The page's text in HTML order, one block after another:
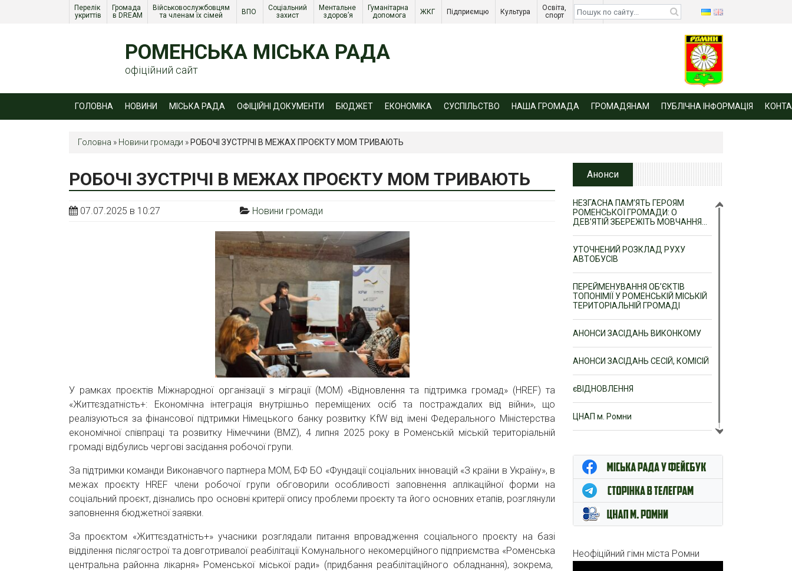
Перелік
укриттів
Громада
в DREAM
Військовослужбовцям
та членам їх сімей
ВПО
Соціальний
захист
Ментальне
здоров’я
Гуманітарна
допомога
ЖКГ Підприємцю Культура
Освіта,
спорт
Діти
війни
РОМЕНСЬКА МІСЬКА РАДА
офіційний сайт
ГОЛОВНА НОВИНИ МІСЬКА РАДА ОФІЦІЙНІ ДОКУМЕНТИ БЮДЖЕТ ЕКОНОМІКА СУСПІЛЬСТВО НАША ГРОМАДА ГРОМАДЯНАМ ПУБЛІЧНА ІНФОРМАЦІЯ
Головна » Новини громади » РОБОЧІ ЗУСТРІЧІ В МЕЖАХ ПРОЄКТУ МОМ ТРИВАЮТЬ
РОБОЧІ ЗУСТРІЧІ В МЕЖАХ ПРОЄКТУ МОМ ТРИВАЮТЬ
07.07.2025 в 10:27 Новини громади
У рамках проєктів Міжнародної організації з міграції (МОМ) «Відновлення та підтримка громад» (HREF) та
«Життєздатність+: Економічна інтеграція внутрішньо переміщених осіб та постраждалих від війни», що
реалізуються за фінансової підтримки Німецького банку розвитку KfW від імені Федерального Міністерства
економічної співпраці та розвитку Німеччини (BMZ), 4 липня 2025 року в Роменській міській територіальній
громаді відбулись чергові засідання робочої групи.
За підтримки команди Виконавчого партнера МОМ, БФ БО «Фундації соціальних інновацій «З країни в Україну», в
межах проєкту HREF члени робочої групи обговорили особливості заповнення аплікаційної форми на
соціальний проєкт, дізнались про основні критерії опису проблеми проєкту та його основних етапів, розглянули
заповнення бюджетної заявки.
За проєктом «Життєздатність+» учасники розглядали питання впровадження соціального проєкту на базі
відділення післягострої та довготривалої реабілітації Комунального некомерційного підприємства «Роменська
центральна районна лікарня» Роменської міської ради» (придбання реабілітаційного обладнання), зокрема,
Анонси
НЕЗГАСНА ПАМ’ЯТЬ ГЕРОЯМ
РОМЕНСЬКОЇ ГРОМАДИ: О
ДЕВ’ЯТІЙ ЗБЕРЕЖІТЬ МОВЧАННЯ…
УТОЧНЕНИЙ РОЗКЛАД РУХУ
АВТОБУСІВ
ПЕРЕЙМЕНУВАННЯ ОБ’ЄКТІВ
ТОПОНІМІЇ У РОМЕНСЬКІЙ МІСЬКІЙ
ТЕРИТОРІАЛЬНІЙ ГРОМАДІ
АНОНСИ ЗАСІДАНЬ ВИКОНКОМУ
АНОНСИ ЗАСІДАНЬ СЕСІЙ, КОМІСІЙ
єВІДНОВЛЕННЯ
ЦНАП м. Ромни
Неофіційний гімн міста Ромни